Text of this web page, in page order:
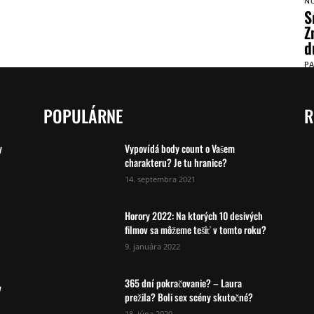
POPULÁRNE
Vypovídá body count o Vašem
charakteru? Je tu hranice?
14. septembra 2021
Horory 2022: Na ktorých 10 desivých
filmov sa môžeme tešiť v tomto roku?
9. januára 2022
365 dní pokračovanie? – Laura
prežila? Boli sex scény skutočné?